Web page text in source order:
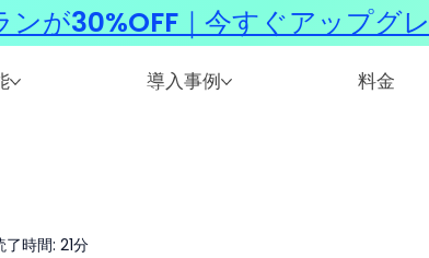
導入事例 料金
了時間: 21分
が30%OFF｜今すぐアップグ